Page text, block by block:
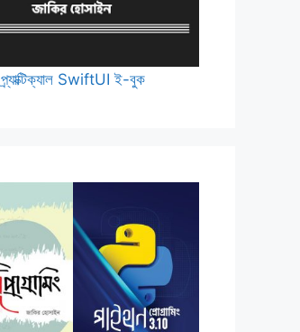
প্র্যাক্টিক্যাল SwiftUI ই-বুক